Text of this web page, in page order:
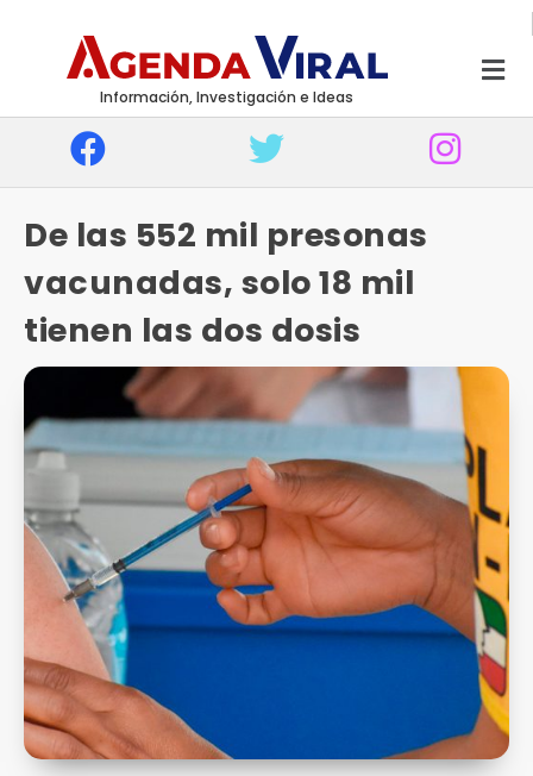
Información, Investigación e Ideas
De las 552 mil presonas
vacunadas, solo 18 mil
tienen las dos dosis